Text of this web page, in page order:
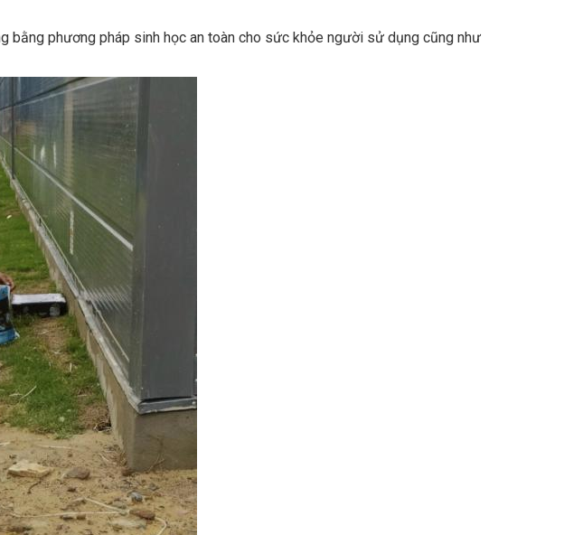
phương pháp sinh học an toàn cho sức khỏe người sử dụng cũng như